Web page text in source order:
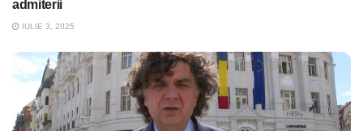
admiterii
IULIE 3, 2025